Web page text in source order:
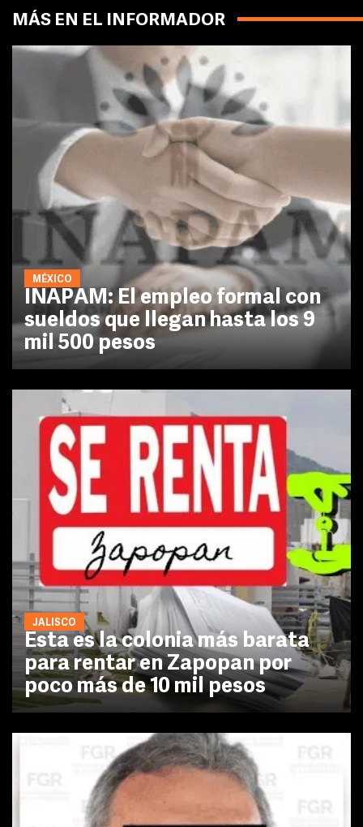
MÁS EN EL INFORMADOR
MÉXICO
INAPAM: El empleo formal con
sueldos que llegan hasta los 9
mil 500 pesos
JALISCO
Esta es la colonia más barata
para rentar en Zapopan por
poco más de 10 mil pesos